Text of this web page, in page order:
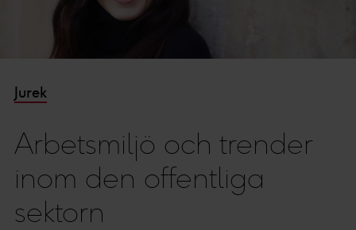
Jurek
Arbetsmiljö och trender
inom den offentliga
sektorn